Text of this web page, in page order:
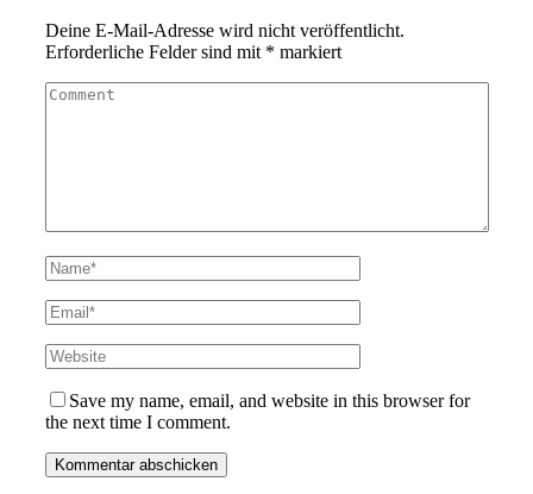
Deine E-Mail-Adresse wird nicht veröffentlicht.
Erforderliche Felder sind mit * markiert
Save my name, email, and website in this browser for
the next time I comment.